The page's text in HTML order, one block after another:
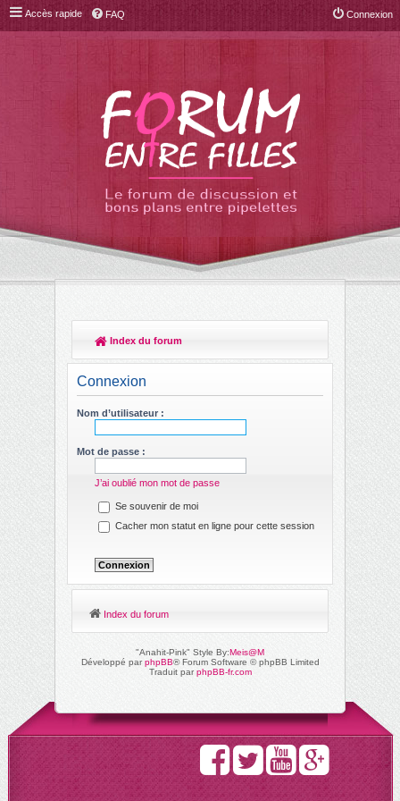
Accès rapide FAQ Connexion
Index du forum
ec
Connexion
Nom d’utilisateur :
Mot de passe :
J’ai oublié mon mot de passe
Se souvenir de moi
Cacher mon statut en ligne pour cette session
Index du forum
"Anahit-Pink" Style By:Meis@M
Développé parphpBB® Forum Software © phpBB Limited
Traduit par phpBB-fr.com